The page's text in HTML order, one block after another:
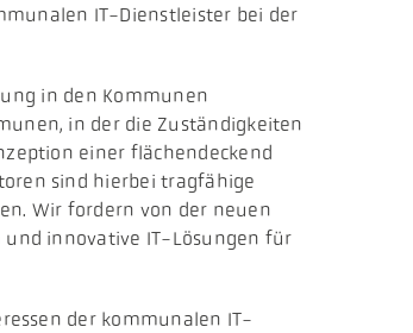
IT-Dienstleister bei der
in den Kommunen
in der die Zuständigkeiten
einer flächendeckend
sind hierbei tragfähige
Wir fordern von der neuen
innovative IT-Lösungen für
der kommunalen IT-